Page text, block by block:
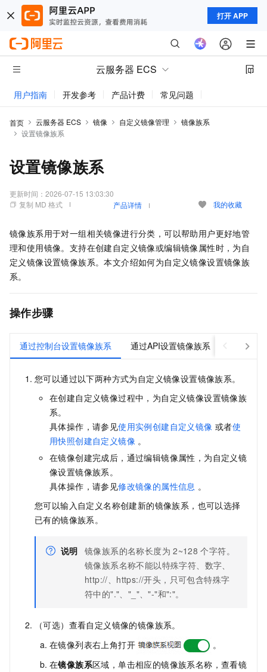
打开 APP
云服务器 ECS
用户指南 开发参考 产品计费 常见问题
首页 云服务器 ECS 镜像 自定义镜像管理
镜像族系
设置镜像族系
设置镜像族系
更新时间： 2026-07-15 13:03:30
复制 MD 格式
产品详情 我的收藏
镜像族系用于对一组相关镜像进行分类，可以帮助用户更好地管
理和使用镜像。支持在创建自定义镜像或编辑镜像属性时，为自
定义镜像设置镜像族系。本文介绍如何为自定义镜像设置镜像族
系。
操作步骤
通过控制台设置镜像族系 通过API设置镜像族系
您可以通过以下两种方式为自定义镜像设置镜像族系。
在创建自定义镜像过程中，为自定义镜像设置镜像族
系。
具体操作，请参见使用实例创建自定义镜像 或者使
用快照创建自定义镜像 。
在镜像创建完成后，通过编辑镜像属性，为自定义镜
像设置镜像族系。
具体操作，请参见修改镜像的属性信息 。
您可以输入自定义名称创建新的镜像族系，也可以选择
已有的镜像族系。
说明 镜像族系的名称长度为 2~128 个字符。
镜像族系名称不能以特殊字符、数字、
http://、https://开头，只可包含特殊字
符中的"."、"_"、"-"和":"。
（可选）查看自定义镜像的镜像族系。
在镜像列表右上角打开
。
在镜像族系区域，单击相应的镜像族系名称，查看镜